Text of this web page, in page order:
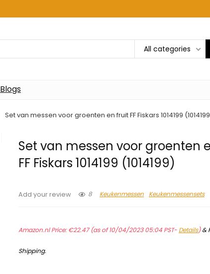
All categories
Blogs
Set van messen voor groenten en fruit FF Fiskars 1014199
Set van messen voor groenten
FF Fiskars 1014199 (1014199)
Add your review 8 Keukenmessen Keukenmessensets
Amazon.nl Price:€22.47(as of 10/04/2023 05:04 PST- Details)&
Shipping.